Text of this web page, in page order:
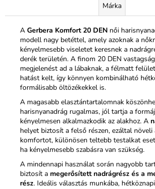
Márka
A Gerbera Komfort 20 DEN női
modell nagy betéttel, amely azoknak a
kényelmesebb viseletet keresnek a
derék területén. A finom 20 DEN
megjelenést ad a lábaknak, a félmatt
hatást kelt, így könnyen kombinálható
formálisabb öltözékekkel is.
A magasabb elasztántartalomnak
harisnyanadrág rugalmas, jól tartja a
kényelmesen alkalmazkodik az alakhoz. A
helyet biztosít a felső részen, ezáltal növeli
komfortot, különösen teltebb testalkat
ha kényelmesebb szabásra van szükség.
A mindennapi használat során nagyobb
biztosít a megerősített nadrágrész és a
rész. Ideális választás munkába,